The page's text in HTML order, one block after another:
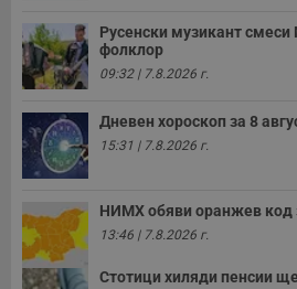
Русенски музикант
фолклор
09:32 | 7.8.2026 г.
Дневен хороскоп за 8
15:31 | 7.8.2026 г.
НИМХ обяви оранжев код
13:46 | 7.8.2026 г.
Стотици хиляди пенсии